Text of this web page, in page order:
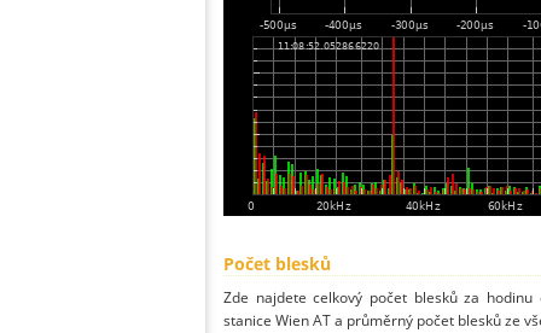
Počet blesků
Zde najdete celkový počet blesků za
stanice Wien AT a průměrný počet blesků ze